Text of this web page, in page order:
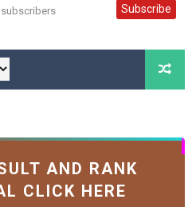
subscribers Subscribe
AND RANK
CLICK HERE